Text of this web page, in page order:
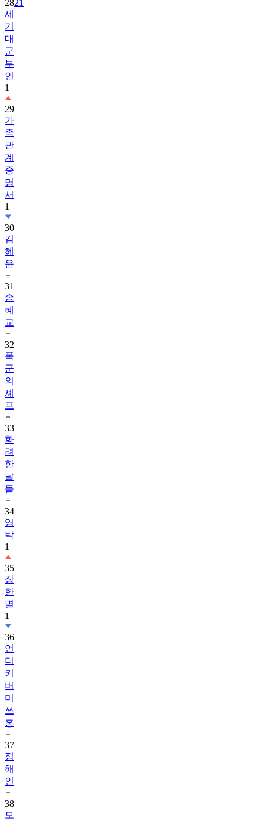
2821
세
기
대
군
부
인
1
29
가
족
관
계
증
명
서
1
30
김
혜
윤
31
송
혜
교
32
폭
군
의
셰
프
33
화
려
한
날
들
34
영
탁
1
35
장
한
별
1
36
언
더
커
버
미
쓰
홍
37
정
해
인
38
모